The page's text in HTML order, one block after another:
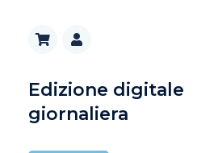
Edizione digitale
giornaliera